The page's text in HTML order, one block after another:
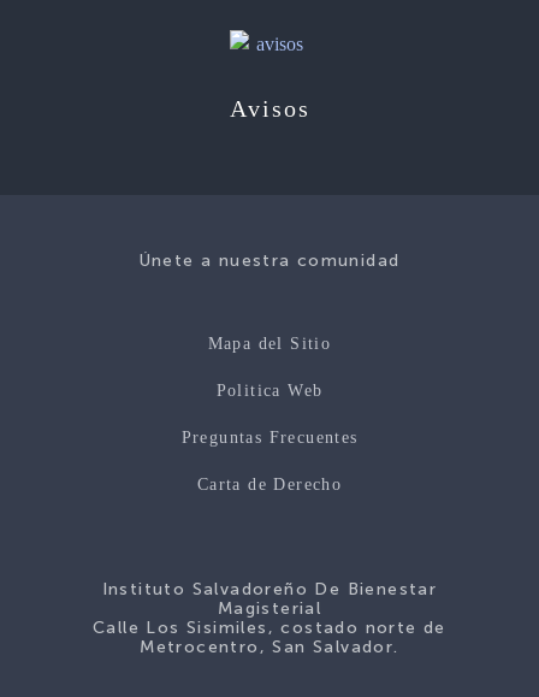
Avisos
Únete a nuestra comunidad
Mapa del Sitio
Politica Web
Preguntas Frecuentes
Carta de Derecho
Instituto Salvadoreño De Bienestar
Magisterial
Calle Los Sisimiles, costado norte de
Metrocentro, San Salvador.